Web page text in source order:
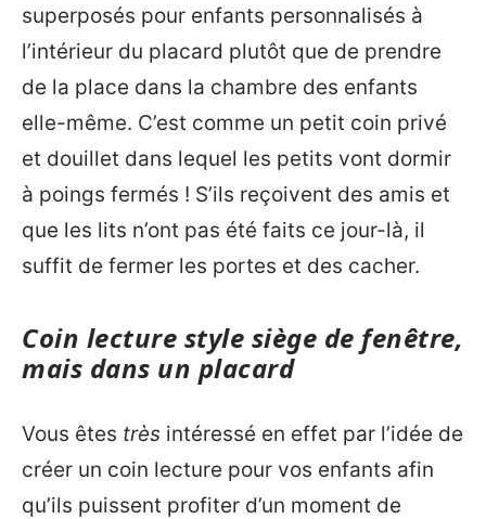
superposés pour enfants personnalisés à
l’intérieur du placard plutôt que de prendre
de la place dans la chambre des enfants
elle-même. C’est comme un petit coin privé
et douillet dans lequel les petits vont dormir
à poings fermés ! S’ils reçoivent des amis et
que les lits n’ont pas été faits ce jour-là, il
suffit de fermer les portes et des cacher.
Coin lecture style siège de fenêtre,
mais dans un placard
Vous êtes très intéressé en effet par l’idée de
créer un coin lecture pour vos enfants afin
qu’ils puissent profiter d’un moment de